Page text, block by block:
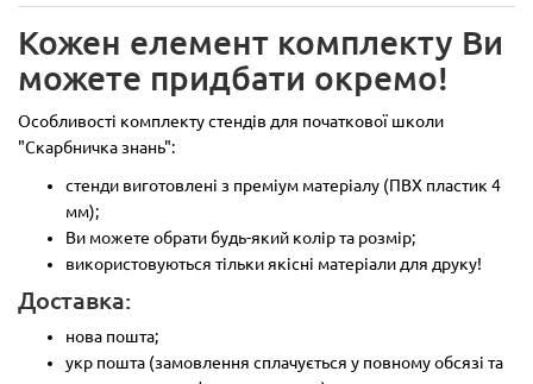
Кожен елемент комплекту Ви
можете придбати окремо!
Особливості комплекту стендів для початкової школи
"Скарбничка знань":
стенди виготовлені з преміум матеріалу (ПВХ пластик 4
мм);
Ви можете обрати будь-який колір та розмір;
використовуються тільки якісні матеріали для друку!
Доставка:
нова пошта;
укр пошта (замовлення сплачується у повному обсязі та